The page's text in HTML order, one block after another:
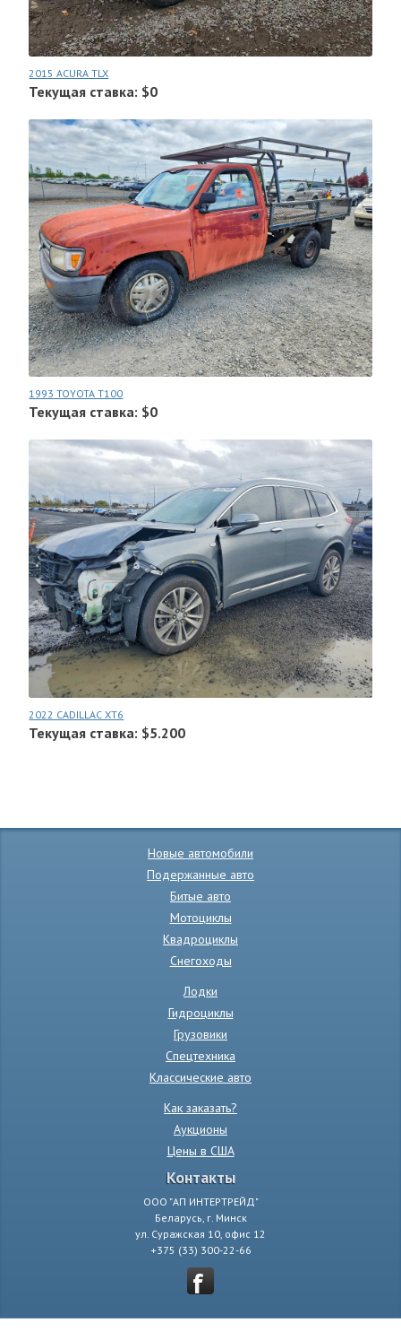
2015 ACURA TLX
Текущая ставка: $0
1993 TOYOTA T100
Текущая ставка: $0
2022 CADILLAC XT6
Текущая ставка: $5.200
Новые автомобили
Подержанные авто
Битые авто
Мотоциклы
Квадроциклы
Снегоходы
Лодки
Гидроциклы
Грузовики
Спецтехника
Классические авто
Как заказать?
Аукционы
Цены в США
Контакты
ООО "АП ИНТЕРТРЕЙД"
Беларусь, г. Минск
ул. Суражская 10, офис 12
+375 (33) 300-22-66